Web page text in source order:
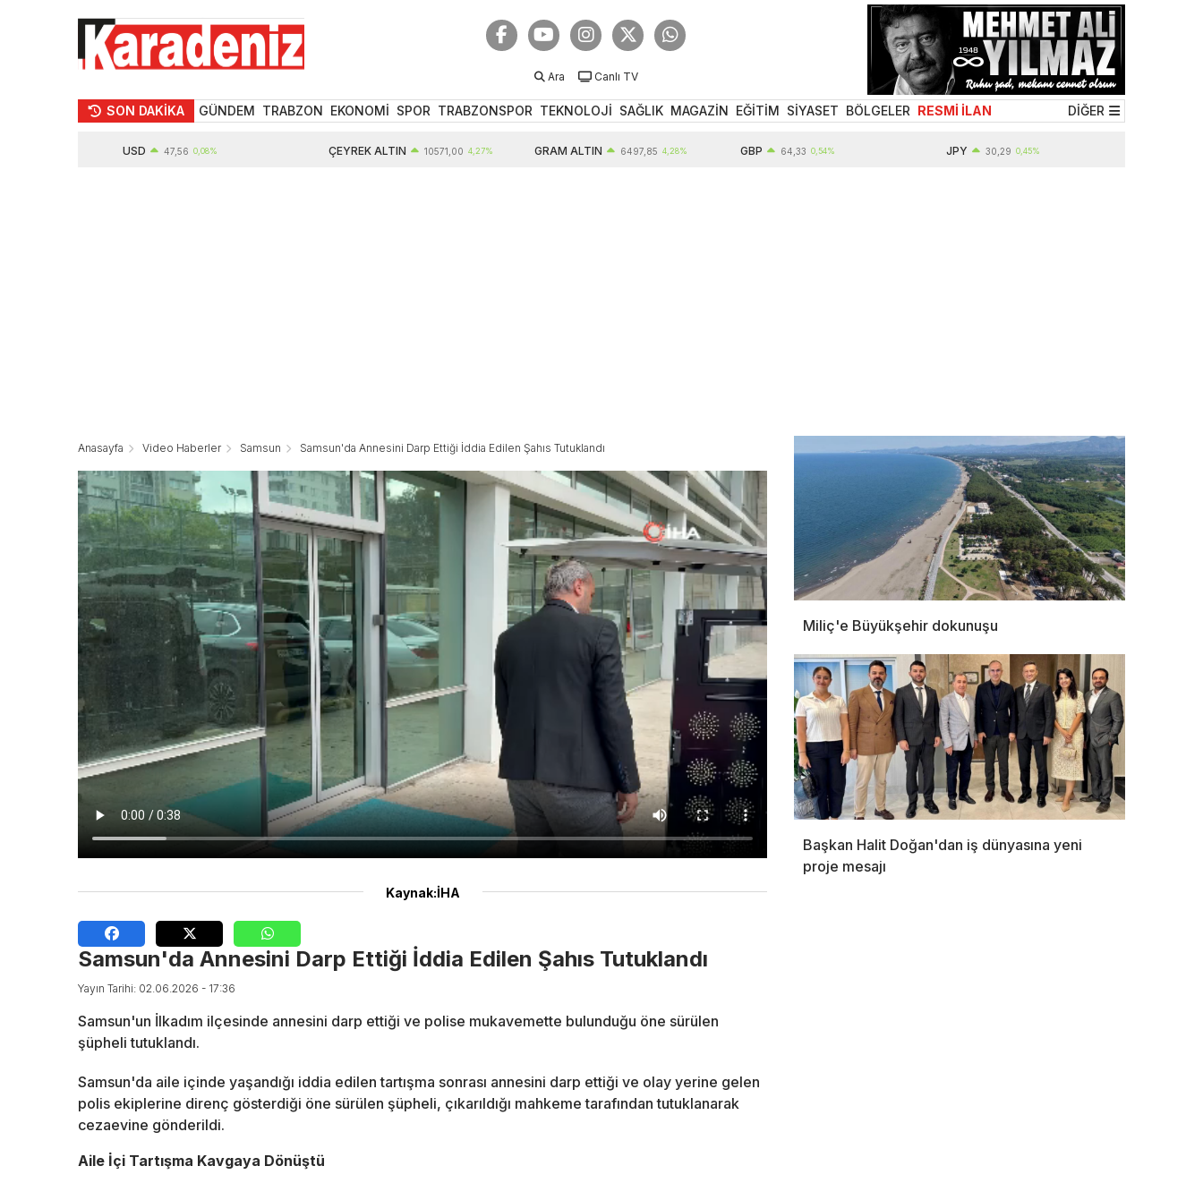
Ara Canlı TV
SON DAKİKA GÜNDEM TRABZON EKONOMİ SPOR TRABZONSPOR TEKNOLOJİ SAĞLIK MAGAZİN EĞİTİM SİYASET BÖLGELER RESMİ İLAN DİĞER
47,56 0,08% ÇEYREK ALTIN 10571,00 4,27% GRAM ALTIN 6497,85 4,28% 64,33 0,54% 30,29 0,45%
Anasayfa Video Haberler Samsun Samsun'da Annesini Darp Ettiği İddia Edilen Şahıs Tutuklandı
Kaynak:İHA
Samsun'da Annesini Darp Ettiği İddia Edilen Şahıs Tutuklandı
Yayın Tarihi: 02.06.2026 - 17:36
Samsun'un İlkadım ilçesinde annesini darp ettiği ve polise mukavemette bulunduğu öne sürülen
şüpheli tutuklandı.
Samsun'da aile içinde yaşandığı iddia edilen tartışma sonrası annesini darp ettiği ve olay yerine gelen
polis ekiplerine direnç gösterdiği öne sürülen şüpheli, çıkarıldığı mahkeme tarafından tutuklanarak
cezaevine gönderildi.
Aile İçi Tartışma Kavgaya Dönüştü
Miliç'e Büyükşehir dokunuşu
Başkan Halit Doğan'dan iş dünyasına yeni
proje mesajı